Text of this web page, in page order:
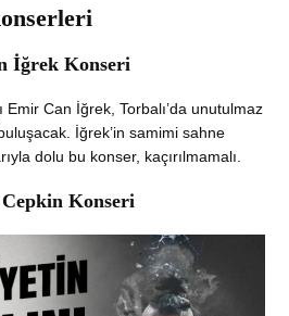
İğrek Konseri
Can İğrek, Torbalı’da unutulmaz
İğrek’in samimi sahne
dolu bu konser, kaçırılmamalı.
Konseri